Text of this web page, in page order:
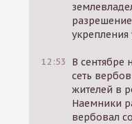
разрешение
12:53
В сентябре
сеть
жителей в
Наемники
вербовал